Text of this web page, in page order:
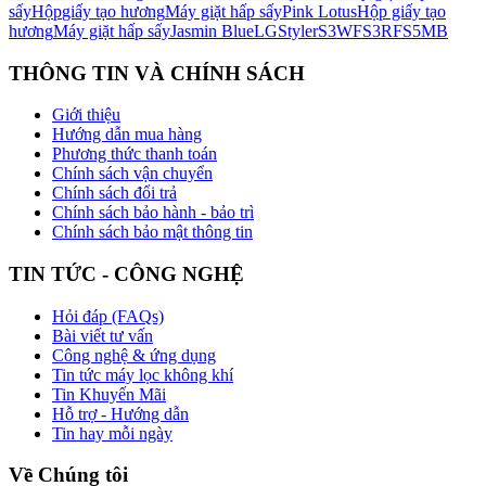
sấyHộpgiấy tạo hươngMáy giặt hấp sấyPink LotusHộp giấy tạo
hươngMáy giặt hấp sấyJasmin BlueLGStylerS3WFS3RFS5MB
THÔNG TIN VÀ CHÍNH SÁCH
Giới thiệu
Hướng dẫn mua hàng
Phương thức thanh toán
Chính sách vận chuyển
Chính sách đổi trả
Chính sách bảo hành - bảo trì
Chính sách bảo mật thông tin
TIN TỨC - CÔNG NGHỆ
Hỏi đáp (FAQs)
Bài viết tư vấn
Công nghệ & ứng dụng
Tin tức máy lọc không khí
Tin Khuyến Mãi
Hỗ trợ - Hướng dẫn
Tin hay mỗi ngày
Về Chúng tôi